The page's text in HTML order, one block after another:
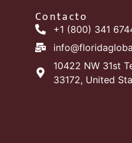
Contacto
+1 (800) 341
10422 NW 31st
33172, United